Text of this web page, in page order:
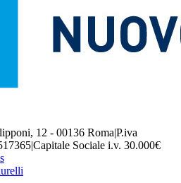
12 - 00136 Roma|P.iva
|Capitale Sociale i.v. 30.000€